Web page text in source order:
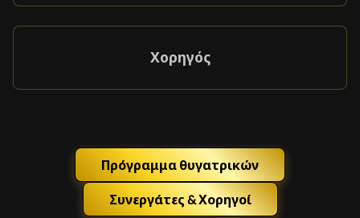
Χορηγός
Πρόγραμμα θυγατρικών
Συνεργάτες & Χορηγοί